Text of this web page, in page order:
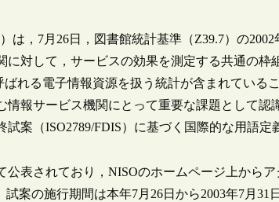
は，7月26日，図書館統計基準（Z39.7）の
に対して，サービスの効果を測定する共通の枠
ばれる電子情報資源を扱う統計が含まれている
情報サービス機関にとって重要な課題として認
案（ISO2789/FDIS）に基づく国際的な用語定
表されており，NISOのホームページ上からア
試案の施行期間は本年7月26日から2003年7月31